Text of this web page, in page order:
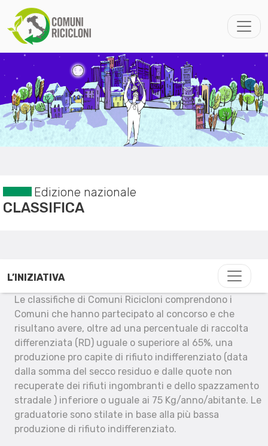
Edizione nazionale
CLASSIFICA
L’INIZIATIVA
Le classifiche di Comuni Ricicloni comprendono i
Comuni che hanno partecipato al concorso e che
risultano avere, oltre ad una percentuale di raccolta
differenziata (RD) uguale o superiore al 65%, una
produzione pro capite di rifiuto indifferenziato (data
dalla somma del secco residuo e dalle quote non
recuperate dei rifiuti ingombranti e dello spazzamento
stradale ) inferiore o uguale ai 75 Kg/anno/abitante. Le
graduatorie sono stilate in base alla più bassa
produzione di rifiuto indifferenziato.